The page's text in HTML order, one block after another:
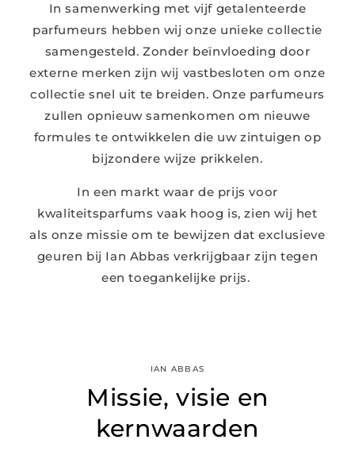
In samenwerking met vijf getalenteerde
parfumeurs hebben wij onze unieke collectie
samengesteld. Zonder beïnvloeding door
externe merken zijn wij vastbesloten om onze
collectie snel uit te breiden. Onze parfumeurs
zullen opnieuw samenkomen om nieuwe
formules te ontwikkelen die uw zintuigen op
bijzondere wijze prikkelen.
In een markt waar de prijs voor
kwaliteitsparfums vaak hoog is, zien wij het
als onze missie om te bewijzen dat exclusieve
geuren bij Ian Abbas verkrijgbaar zijn tegen
een toegankelijke prijs.
IAN ABBAS
Missie, visie en
kernwaarden